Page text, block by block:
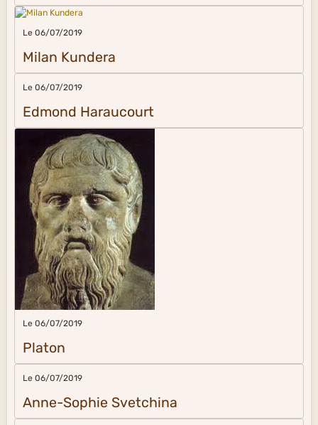
Le 06/07/2019
Milan Kundera
Le 06/07/2019
Edmond Haraucourt
Le 06/07/2019
Platon
Le 06/07/2019
Anne-Sophie Svetchina